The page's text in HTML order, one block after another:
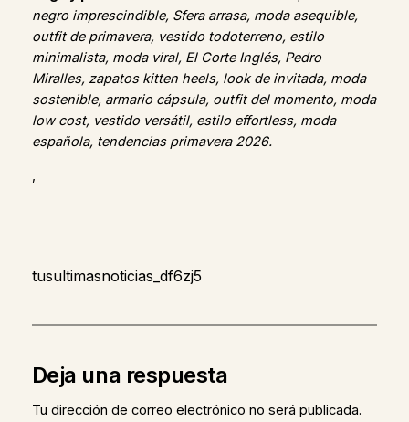
negro imprescindible, Sfera arrasa, moda asequible,
outfit de primavera, vestido todoterreno, estilo
minimalista, moda viral, El Corte Inglés, Pedro
Miralles, zapatos kitten heels, look de invitada, moda
sostenible, armario cápsula, outfit del momento, moda
low cost, vestido versátil, estilo effortless, moda
española, tendencias primavera 2026.
,
tusultimasnoticias_df6zj5
Deja una respuesta
Tu dirección de correo electrónico no será publicada.